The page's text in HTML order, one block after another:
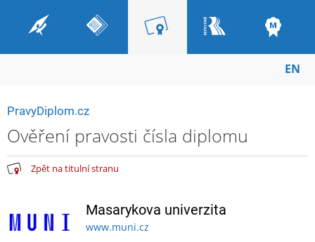
EN
PravyDiplom.cz
Ověření pravosti čísla diplomu
Zpět na titulní stranu
Masarykova univerzita
www.muni.cz